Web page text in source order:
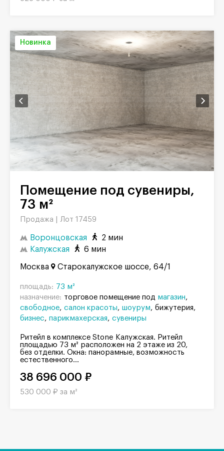
Новинка
Помещение под сувениры,
73 м²
Продажа | Лот 17459
Воронцовская
2 мин
Калужская
6 мин
Москва Старокалужское шоссе, 64/1
площадь: 73 м²
назначение: торговое помещение под магазин
свободное салон красоты шоурум
бижутерия
бизнес
парикмахерская сувениры
Ритейл в комплексе Stone Калужская. Ритейл
площадью 73 м² расположен на 2 этаже из 20,
без отделки. Окна: панорамные, возможность
естественного...
38 696 000 ₽
530 000 ₽ за м²